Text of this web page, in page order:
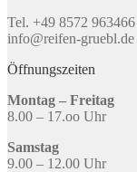
Tel. +49 8572 963466
info@reifen-gruebl.de
Öffnungszeiten
Montag – Freitag
8.00 – 17.oo Uhr
Samstag
9.00 – 12.00 Uhr